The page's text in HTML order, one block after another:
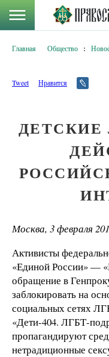
Главная Общество :
Tweet Нравится
ДЕТСКИЕ
Москва, 3 февраля
Активисты
«Единой России» —
обращение в
заблокировать на
социальных сетях
«Дети-404. ЛГБТ-
пропагандируют
нетрадиционные